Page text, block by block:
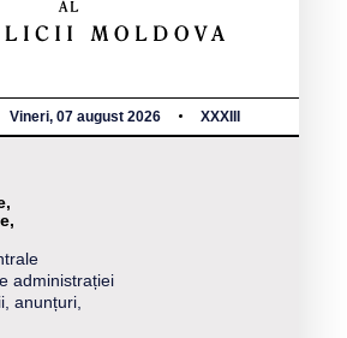
Vineri, 07 august 2026 XXXIII
administrației
anunțuri,